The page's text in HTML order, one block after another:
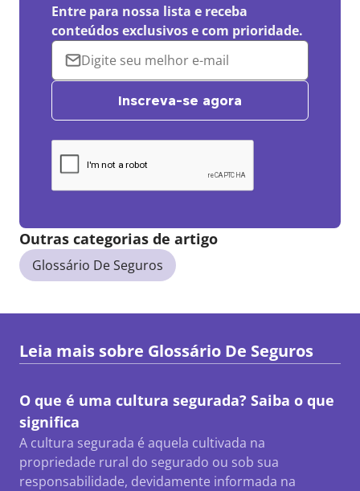
Entre para nossa lista e receba
conteúdos exclusivos e com prioridade.
Inscreva-se agora
Outras categorias de artigo
Glossário De Seguros
Leia mais sobre Glossário De Seguros
O que é uma cultura segurada? Saiba o que
significa
A cultura segurada é aquela cultivada na
propriedade rural do segurado ou sob sua
responsabilidade, devidamente informada na